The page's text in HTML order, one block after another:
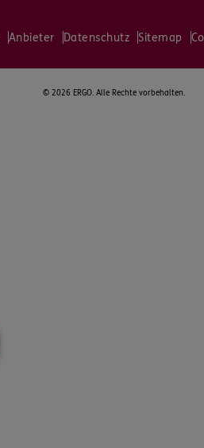
Anbieter Datenschutz Sitemap
© 2026 ERGO. Alle Rechte vorbehalten.